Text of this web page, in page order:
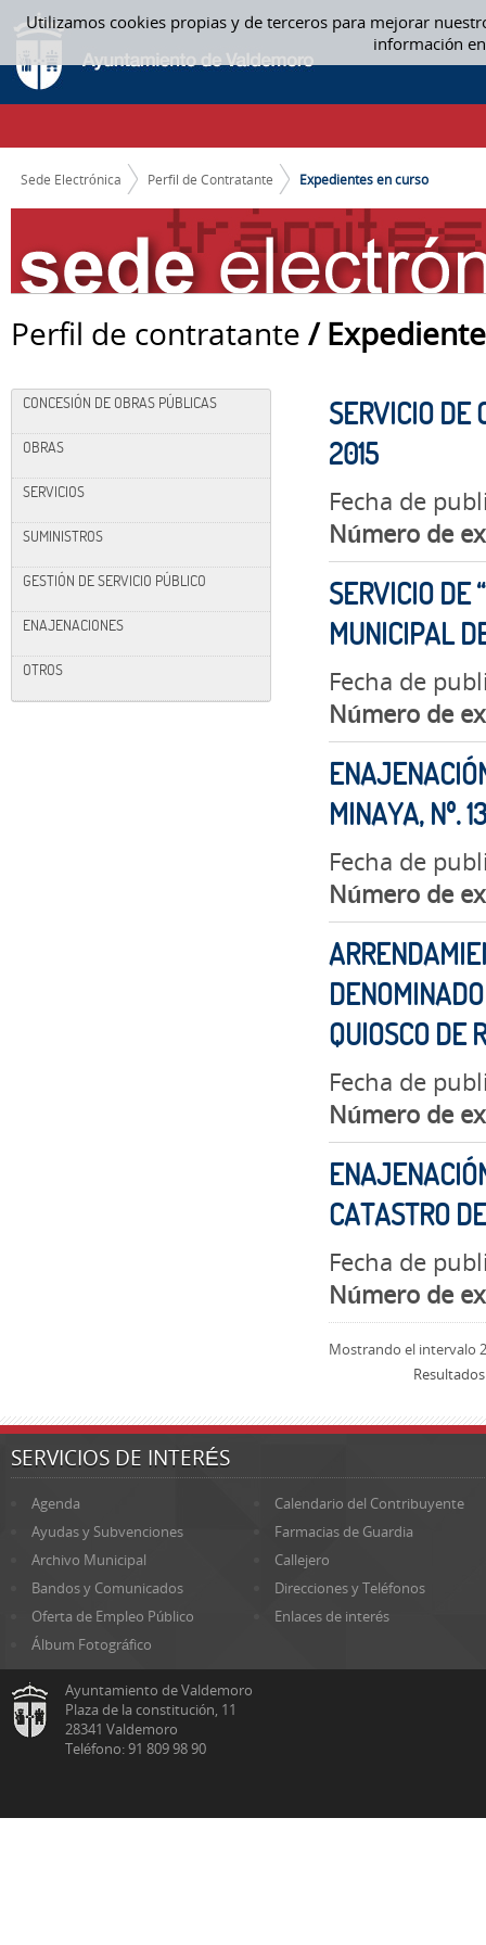
Utilizamos cookies propias y de terceros para mejorar
información
Saltar al contenido
EXPEDIENTES EN CURSO
CAMINO DE MIGAS
Sede Electrónica Perfil de Contratante Expedientes en curso
Perfil de contratante /
CONCESIÓN DE OBRAS PÚBLICAS
OBRAS
SERVICIOS
SUMINISTROS
GESTIÓN DE SERVICIO PÚBLICO
ENAJENACIONES
OTROS
SERVICIO DE
2015
Fecha de
Número de
SERVICIO DE
MUNICIPAL
Fecha de
Número de
MINAYA, Nº.
Fecha de
Número de
QUIOSCO DE
Fecha de
Número de
CATASTRO
Fecha de
Número de
Mostrando el intervalo
SERVICIOS DE INTERÉS
Agenda
Calendario del Contribuyente
Ayudas y Subvenciones
Farmacias de Guardia
Archivo Municipal
Callejero
Bandos y Comunicados
Direcciones y Teléfonos
Oferta de Empleo Público
Enlaces de interés
Álbum Fotográfico
Ayuntamiento de Valdemoro
Plaza de la constitución, 11
28341 Valdemoro
Teléfono: 91 809 98 90